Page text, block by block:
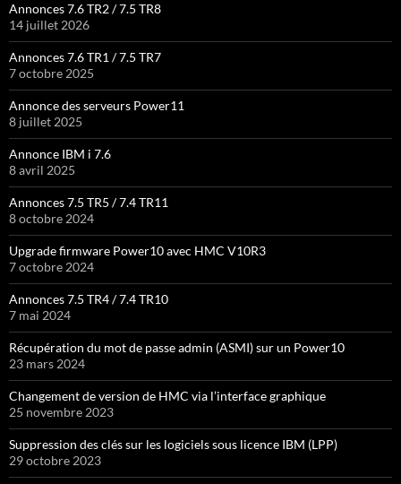
Annonces 7.6 TR2 / 7.5 TR8
14 juillet 2026
Annonces 7.6 TR1 / 7.5 TR7
7 octobre 2025
Annonce des serveurs Power11
8 juillet 2025
Annonce IBM i 7.6
8 avril 2025
Annonces 7.5 TR5 / 7.4 TR11
8 octobre 2024
Upgrade firmware Power10 avec HMC V10R3
7 octobre 2024
Annonces 7.5 TR4 / 7.4 TR10
7 mai 2024
Récupération du mot de passe admin (ASMI) sur un Power10
23 mars 2024
Changement de version de HMC via l’interface graphique
25 novembre 2023
Suppression des clés sur les logiciels sous licence IBM (LPP)
29 octobre 2023